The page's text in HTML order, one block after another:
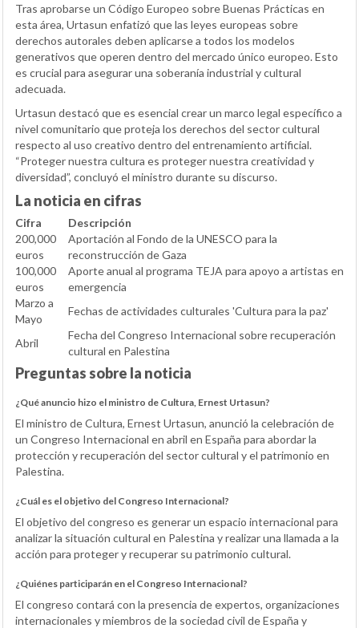
Tras aprobarse un Código Europeo sobre Buenas Prácticas en
esta área, Urtasun enfatizó que las leyes europeas sobre
derechos autorales deben aplicarse a todos los modelos
generativos que operen dentro del mercado único europeo. Esto
es crucial para asegurar una soberanía industrial y cultural
adecuada.
Urtasun destacó que es esencial crear un marco legal específico a
nivel comunitario que proteja los derechos del sector cultural
respecto al uso creativo dentro del entrenamiento artificial.
“Proteger nuestra cultura es proteger nuestra creatividad y
diversidad”, concluyó el ministro durante su discurso.
La noticia en cifras
Cifra
Descripción
200,000
euros
Aportación al Fondo de la UNESCO para la
reconstrucción de Gaza
100,000
euros
Aporte anual al programa TEJA para apoyo a artistas en
emergencia
Marzo a
Mayo
Fechas de actividades culturales 'Cultura para la paz'
Abril
Fecha del Congreso Internacional sobre recuperación
cultural en Palestina
Preguntas sobre la noticia
¿Qué anuncio hizo el ministro de Cultura, Ernest Urtasun?
El ministro de Cultura, Ernest Urtasun, anunció la celebración de
un Congreso Internacional en abril en España para abordar la
protección y recuperación del sector cultural y el patrimonio en
Palestina.
¿Cuál es el objetivo del Congreso Internacional?
El objetivo del congreso es generar un espacio internacional para
analizar la situación cultural en Palestina y realizar una llamada a la
acción para proteger y recuperar su patrimonio cultural.
¿Quiénes participarán en el Congreso Internacional?
El congreso contará con la presencia de expertos, organizaciones
internacionales y miembros de la sociedad civil de España y